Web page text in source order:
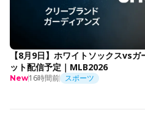
【8月9日】ホワイトソックスvs
ット配信予定｜MLB2026
New16時間前 スポーツ